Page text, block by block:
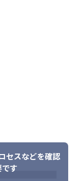
セスなどを確認
す